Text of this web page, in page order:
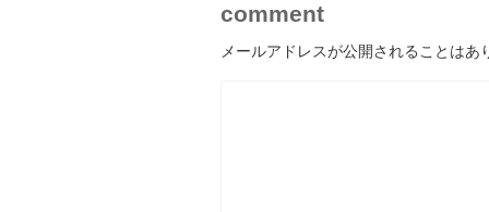
comment
メールアドレスが公開されることはあ